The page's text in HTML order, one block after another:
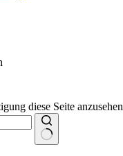
diese Seite anzusehen